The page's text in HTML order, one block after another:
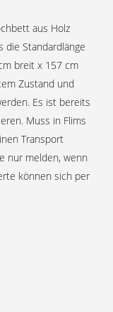
aus Holz
die Standardlänge
breit x 157 cm
Zustand und
Es ist bereits
Muss in Flims
Transport
nur melden, wenn
können sich per